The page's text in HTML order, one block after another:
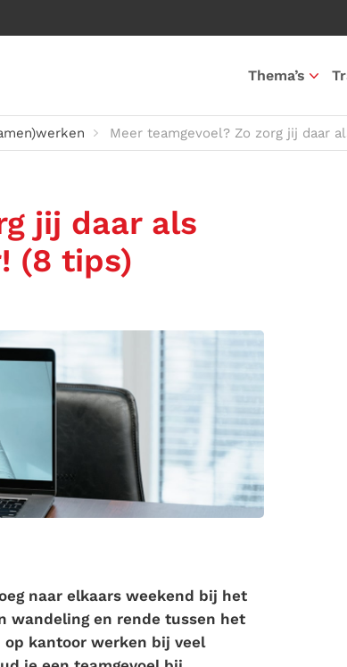
Thema’s
Meer teamgevoel? Zo zorg jij daar
jij daar als
(8 tips)
naar elkaars weekend bij het
wandeling en rende tussen het
kantoor werken bij veel